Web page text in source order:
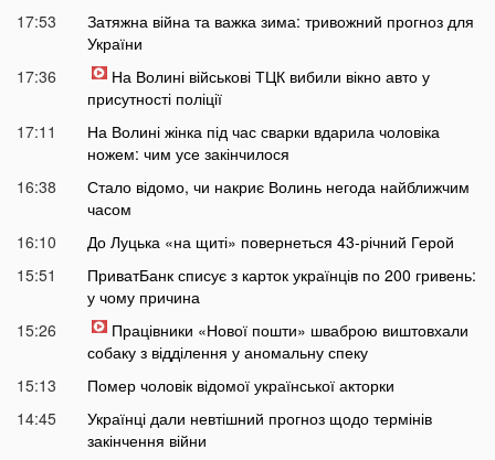
17:53
Затяжна війна та важка зима: тривожний прогноз для
України
17:36
На Волині військові ТЦК вибили вікно авто у
присутності поліції
17:11
На Волині жінка під час сварки вдарила чоловіка
ножем: чим усе закінчилося
16:38
Стало відомо, чи накриє Волинь негода найближчим
часом
16:10
До Луцька «на щиті» повернеться 43-річний Герой
15:51
ПриватБанк списує з карток українців по 200 гривень:
у чому причина
15:26
Працівники «Нової пошти» шваброю виштовхали
собаку з відділення у аномальну спеку
15:13
Помер чоловік відомої української акторки
14:45
Українці дали невтішний прогноз щодо термінів
закінчення війни